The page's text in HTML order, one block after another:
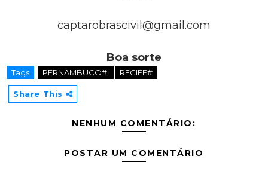
captarobrascivil@gmail.com
Boa sorte
Tags PERNAMBUCO# RECIFE#
Share This
NENHUM COMENTÁRIO:
POSTAR UM COMENTÁRIO